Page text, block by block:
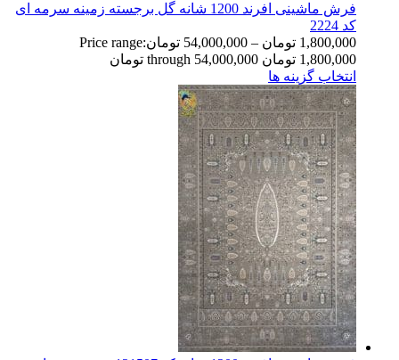
فرش ماشینی افرند 1200 شانه گل برجسته زمینه سرمه ای
کد 2224
1,800,000 تومان –
54,000,000 تومانPrice range:
1,800,000 تومان through 54,000,000 تومان
انتخاب گزینه ها